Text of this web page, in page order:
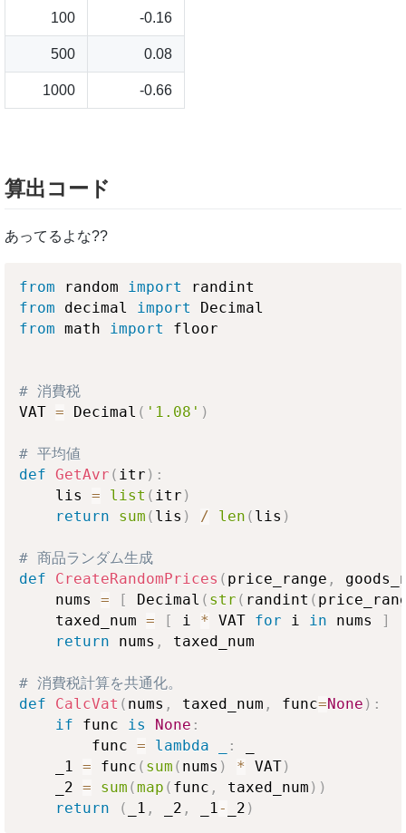
100 -0.16
500 0.08
1000 -0.66
算出コード
あってるよな??
from random import
from decimal import
from math import floor
# 消費税
VAT = Decimal ( '1.08' )
# 平均値
def
GetAvr ( itr ) :
    lis
= list ( itr )
return
sum ( lis ) / len ( lis )
# 商品ランダム生成
def
CreateRandomPrices ( price_range ,
    nums
= [ Decimal ( str ( randint (
    taxed_num
= [ i * VAT for i in nums
]
return nums , taxed_num
# 消費税計算を共通化。
def
CalcVat ( nums , taxed_num , func=None ) :
if func is None :
        func
= lambda :
    _1
= func ( sum ( nums ) * VAT)
    _2
= sum (map ( func , taxed_num ) )
return
( _1 , _2 , _1- _2 )